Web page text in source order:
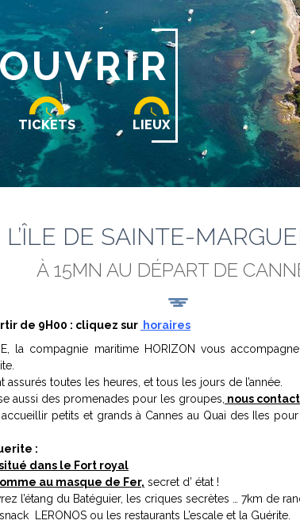
TICKETS LIEUX
L’ÎLE DE SAINTE-
À 15MN AU DÉPART DE
de 9H00 : cliquez sur horaires
la compagnie maritime HORIZON vous
toutes les heures, et tous les jours de l’année.
aussi des promenades pour les groupes, nous
petits et grands à Cannes au Quai des Iles
:
dans le Fort royal
au masque de Fer, secret d’ état !
l’étang du Batéguier, les criques secrètes … 7km de
LERONOS ou les restaurants L’escale et la Guérite.